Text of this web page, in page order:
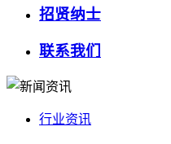
招贤纳士
联系我们
行业资讯